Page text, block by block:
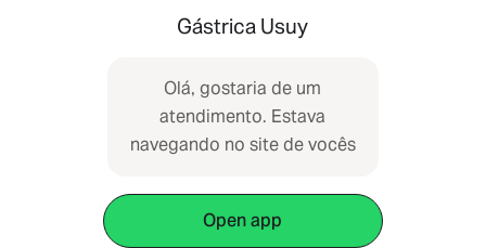
Gástrica Usuy
Olá, gostaria de um
atendimento. Estava
navegando no site de vocês
Open app